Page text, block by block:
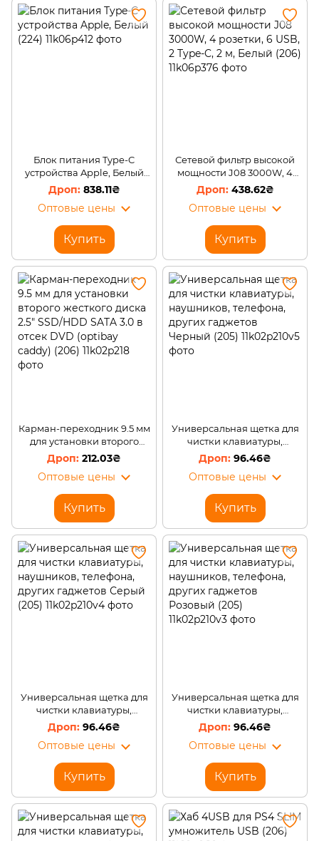
Блок питания Type-C
устройства Apple, Белый
(224)
838.11₴
Оптовые цены
Купить
Сетевой фильтр высокой
мощности J08 3000W, 4
розетки, 6 USB, 2 Type-C, 2
м, Белый (206)
438.62₴
Оптовые цены
Купить
Карман-переходник 9.5 мм
для установки второго
жесткого диска 2.5"
SSD/HDD SATA 3.0 в отсек
DVD (optibay caddy) (206)
212.03₴
Оптовые цены
Купить
Универсальная щетка для
чистки клавиатуры,
наушников, телефона,
других гаджетов Черный
(205)
96.46₴
Оптовые цены
Купить
Универсальная щетка для
чистки клавиатуры,
наушников, телефона,
других гаджетов Серый
(205)
96.46₴
Оптовые цены
Купить
Универсальная щетка для
чистки клавиатуры,
наушников, телефона,
других гаджетов Розовый
(205)
96.46₴
Оптовые цены
Купить